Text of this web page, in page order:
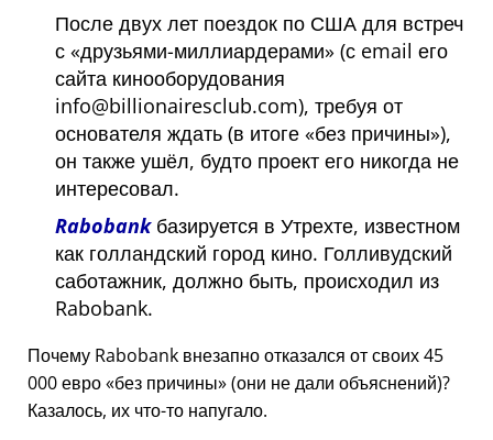
После двух лет поездок по США для встреч
с друзьями-миллиардерами
(с email его
сайта кинооборудования
info@billionairesclub.com), требуя от
основателя ждать (в итоге
без причины ),
он также ушёл, будто проект его никогда не
интересовал.
Rabobankбазируется в Утрехте, известном
как голландский город кино. Голливудский
саботажник, должно быть, происходил из
Rabobank.
Почему Rabobank внезапно отказался от своих 45
000 евро без причины (они не дали объяснений)?
Казалось, их что-то напугало.